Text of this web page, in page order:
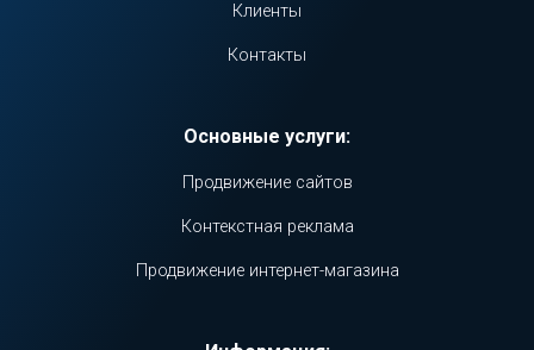
Клиенты
Контакты
Основные услуги:
Продвижение сайтов
Контекстная реклама
Продвижение интернет-магазина